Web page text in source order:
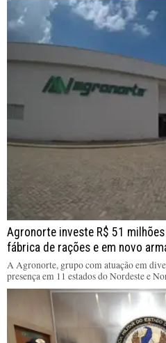
Agronorte investe R$ 51
fábrica de rações e em novo
A Agronorte, grupo com atuação em
presença em 11 estados do Nordeste e